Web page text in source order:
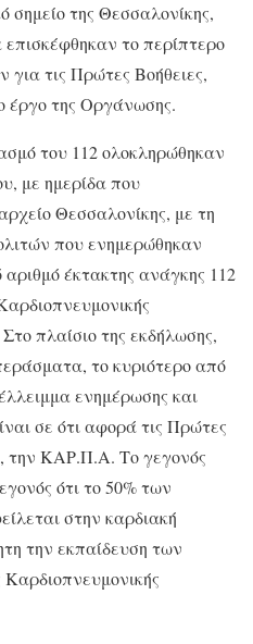
σημείο της Θεσσαλονίκης,
το περίπτερο
τις Πρώτες Βοήθειες,
έργο της Οργάνωσης.
του 112 ολοκληρώθηκαν
με ημερίδα που
Θεσσαλονίκης, με τη
που ενημερώθηκαν
έκτακτης ανάγκης 112
πλαίσιο της εκδήλωσης,
το κυριότερο από
ενημέρωσης και
σε ότι αφορά τις Πρώτες
την ΚΑΡ.Π.Α. Το γεγονός
ότι το 50% των
στην καρδιακή
την εκπαίδευση των